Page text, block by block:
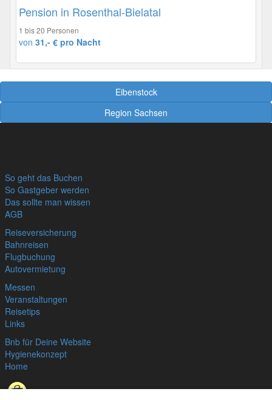
Pension in Rosenthal-Bielatal
1 bis 20 Personen
von 31,- € pro Nacht
Eibenstock
Region Sachsen
So geht das Buchen
So Gastgeber werden
Das sollte man wissen
AGB
Reiseversicherung
Bahnreisen
Flugbuchung
Autovermietung
Messen
Veranstaltungen
Reisetips
Links
Bnb für Deine Website
Hygienekonzept
Home